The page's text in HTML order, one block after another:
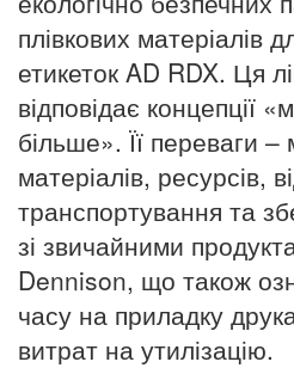
плівкових матеріалів
етикеток AD RDX. Ця
відповідає концепції
більше». Її переваги –
матеріалів, ресурсів,
транспортування та
зі звичайними
Dennison, що також
часу на приладку
витрат на утилізацію.